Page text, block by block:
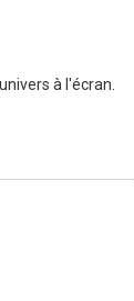
à l'écran.